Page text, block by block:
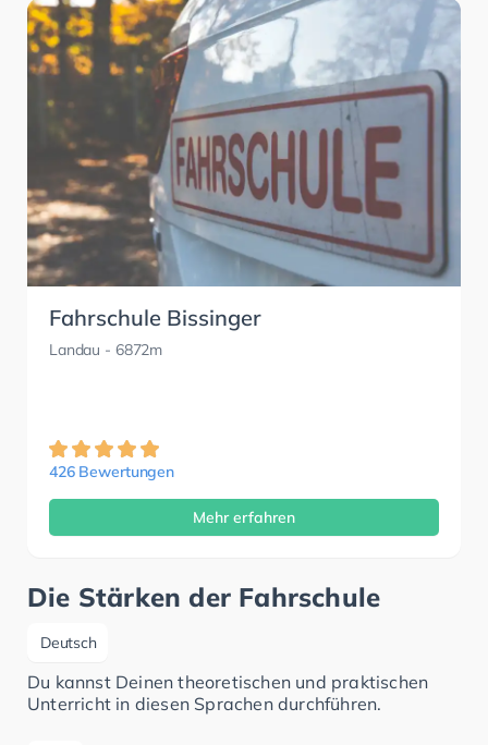
Fahrschule Bissinger
Landau - 6872m
426 Bewertungen
Mehr erfahren
Die Stärken der Fahrschule
Deutsch
Du kannst Deinen theoretischen und praktischen
Unterricht in diesen Sprachen durchführen.